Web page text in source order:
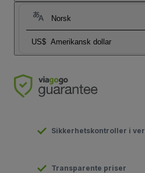
Norsk
US$ Amerikansk dollar
Sikkerhetskontroller i
Transparente priser